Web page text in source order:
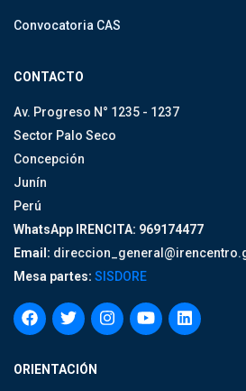
Convocatoria CAS
CONTACTO
Av. Progreso N° 1235 - 1237
Sector Palo Seco
Concepción
Junín
Perú
WhatsApp IRENCITA: 969174477
Email:
Mesa partes: SISDORE
ORIENTACIÓN